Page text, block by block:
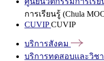
การเรียนรู้ (Chula
CUVIPCUVIP
บริการสังคม
บริการทดสอบและวิช